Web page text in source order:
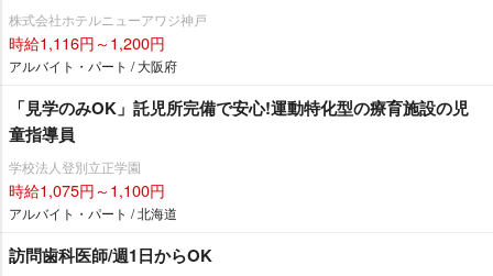
株式会社ホテルニューアワジ神戸
時給1,116円～1,200円
アルバイト・パート / 大阪府
「見学のみOK」託児所完備で安心!運動特化型の療育施設の児
童指導員
学校法人登別立正学園
時給1,075円～1,100円
アルバイト・パート / 北海道
訪問歯科医師/週1日からOK